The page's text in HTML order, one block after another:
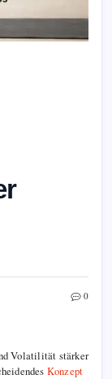
0
Volatilität stärker
Konzept